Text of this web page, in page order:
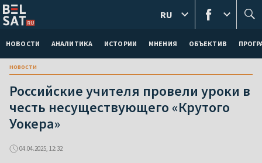
НОВОСТИ АНАЛИТИКА ИСТОРИИ МНЕНИЯ ОБЪЕКТИВ
RU
новости
Российские учителя провели уроки в
честь несуществующего «Крутого
Уокера»
04.04.2025, 12:32